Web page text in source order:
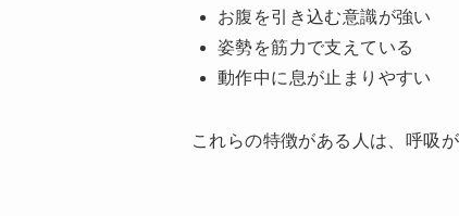
お腹を引き込む意識が強い
姿勢を筋力で支えている
動作中に息が止まりやすい
これらの特徴がある人は、呼吸